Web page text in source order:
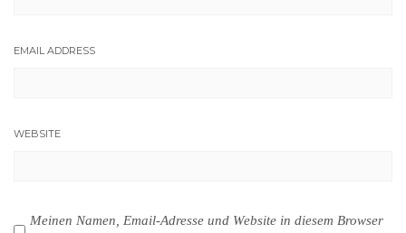
EMAIL ADDRESS
WEBSITE
Meinen Namen, Email-Adresse und Website in diesem Browser